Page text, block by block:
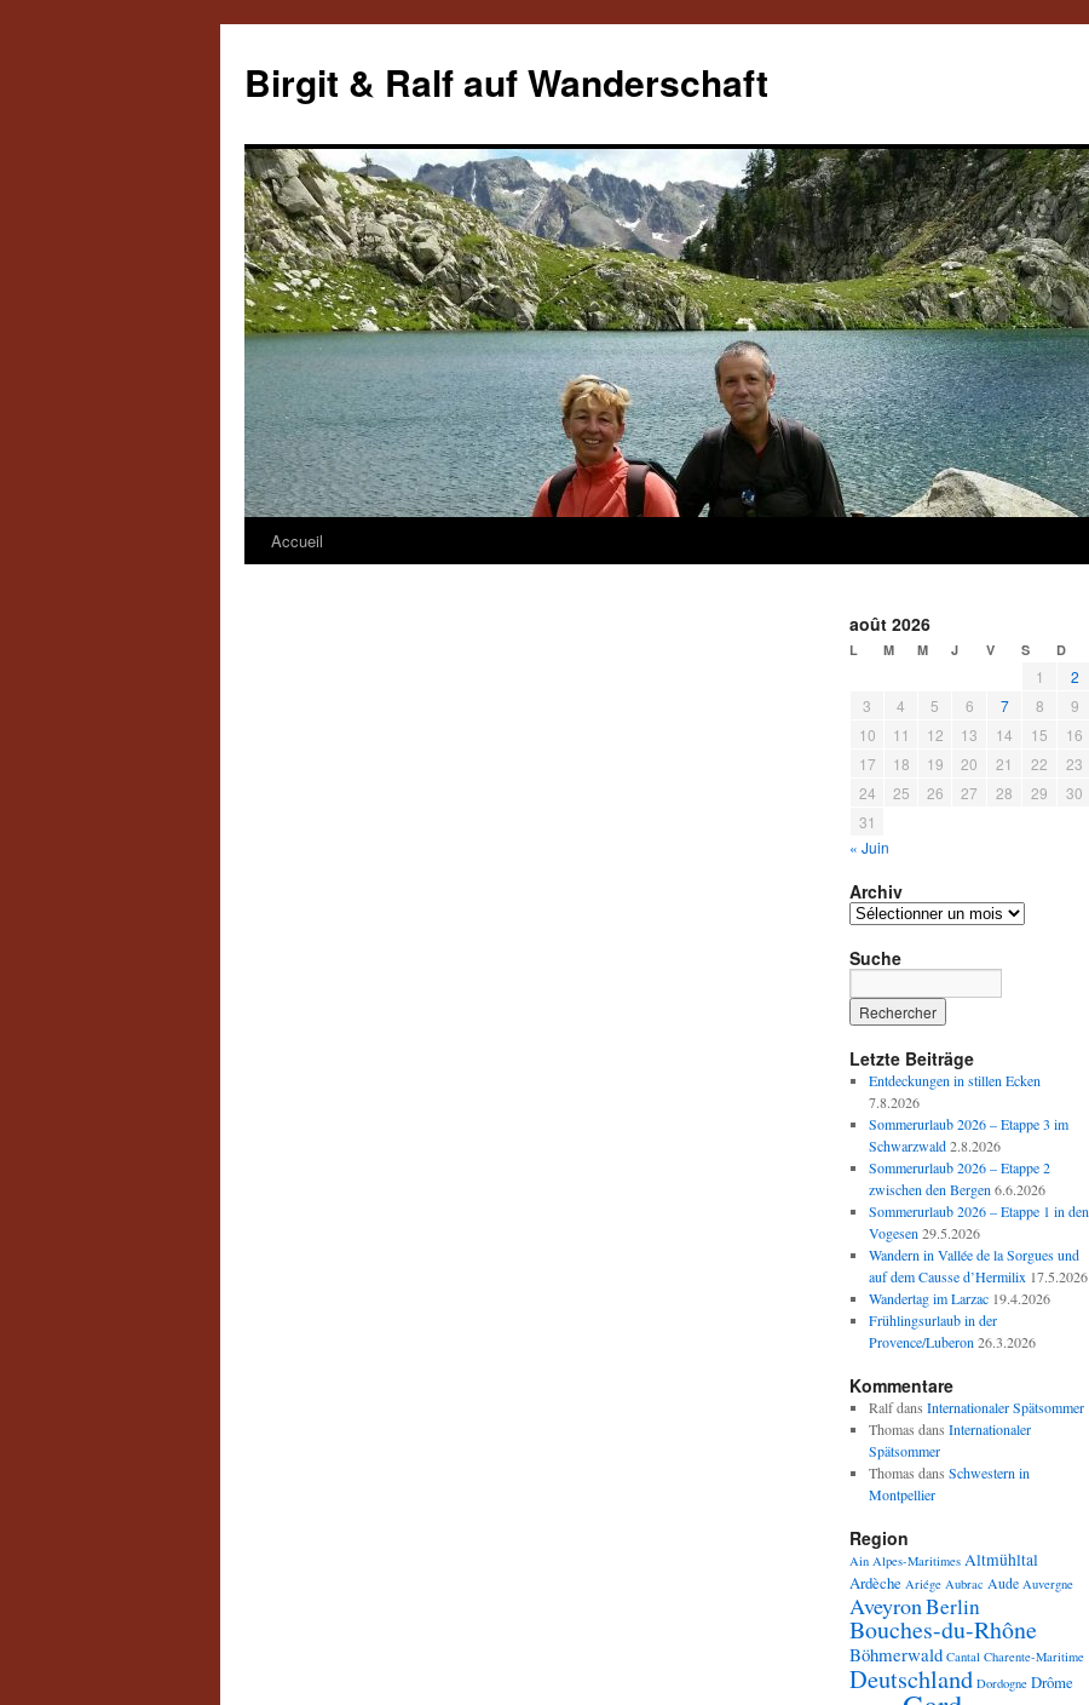
contenu
Birgit & Ralf auf Wanderschaft
Accueil
août 2026
L M M J V S D
1
2
3
4 5 6 7 8
9
10
11 12 13 14 15
16
17
18 19 20 21 22
23
24
25 26 27 28 29
30
31
« Juin
Archiv
Archiv
Suche
Letzte Beiträge
Entdeckungen in stillen Ecken
7.8.2026
Sommerurlaub 2026 – Etappe 3 im
Schwarzwald 2.8.2026
Sommerurlaub 2026 – Etappe 2
zwischen den Bergen 6.6.2026
Sommerurlaub 2026 – Etappe 1 in den
Vogesen 29.5.2026
Wandern in Vallée de la Sorgues und
auf dem Causse d’Hermilix 17.5.2026
Wandertag im Larzac 19.4.2026
Frühlingsurlaub in der
Provence/Luberon 26.3.2026
Kommentare
Ralfdans Internationaler Spätsommer
Thomas dans Internationaler
Spätsommer
Thomas dans Schwestern in
Montpellier
Region
Ain Alpes-Maritimes Altmühltal
Ardèche Ariége Aubrac Aude Auvergne
AveyronBerlin
Bouches-du-Rhône
Böhmerwald Cantal Charente-Maritime
Deutschland Dordogne Drôme